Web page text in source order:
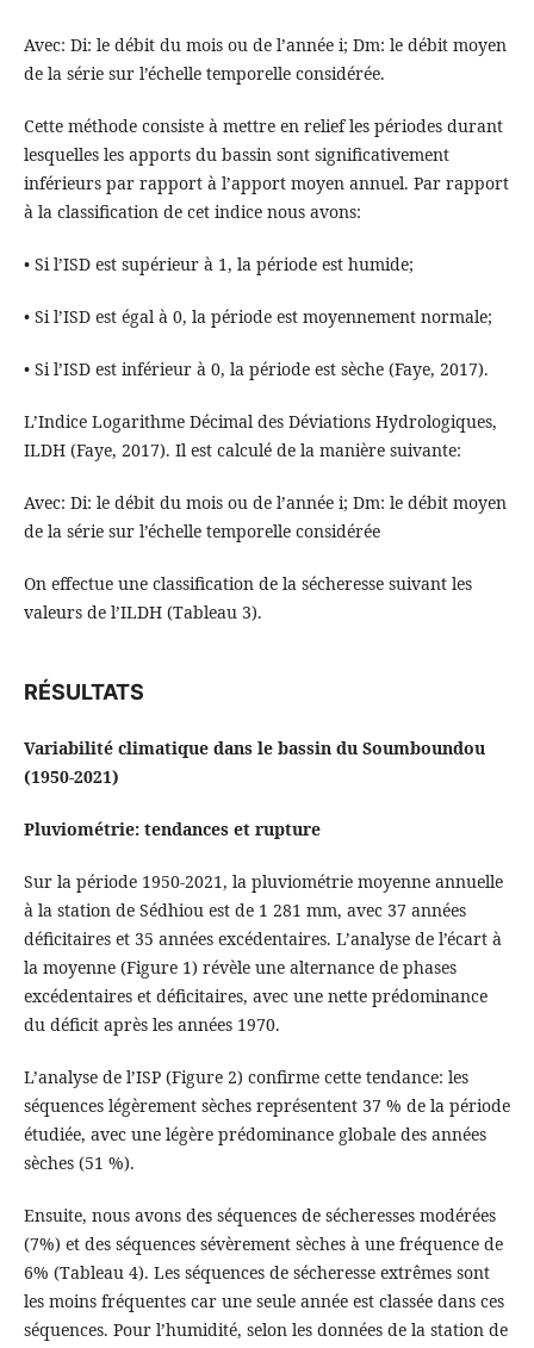
Avec: Di: le débit du mois ou de l’année i; Dm: le débit moyen
de la série sur l’échelle temporelle considérée.
Cette méthode consiste à mettre en relief les périodes durant
lesquelles les apports du bassin sont significativement
inférieurs par rapport à l’apport moyen annuel. Par rapport
à la classification de cet indice nous avons:
• Si l’ISD est supérieur à 1, la période est humide;
• Si l’ISD est égal à 0, la période est moyennement normale;
• Si l’ISD est inférieur à 0, la période est sèche (Faye, 2017).
L’Indice Logarithme Décimal des Déviations Hydrologiques,
ILDH (Faye, 2017). Il est calculé de la manière suivante:
Avec: Di: le débit du mois ou de l’année i; Dm: le débit moyen
de la série sur l’échelle temporelle considérée
On effectue une classification de la sécheresse suivant les
valeurs de l’ILDH (Tableau 3).
RÉSULTATS
Variabilité climatique dans le bassin du Soumboundou
(1950-2021)
Pluviométrie: tendances et rupture
Sur la période 1950-2021, la pluviométrie moyenne annuelle
à la station de Sédhiou est de 1 281 mm, avec 37 années
déficitaires et 35 années excédentaires. L’analyse de l’écart à
la moyenne (Figure 1) révèle une alternance de phases
excédentaires et déficitaires, avec une nette prédominance
du déficit après les années 1970.
L’analyse de l’ISP (Figure 2) confirme cette tendance: les
séquences légèrement sèches représentent 37 % de la période
étudiée, avec une légère prédominance globale des années
sèches (51 %).
Ensuite, nous avons des séquences de sécheresses modérées
(7%) et des séquences sévèrement sèches à une fréquence de
6% (Tableau 4). Les séquences de sécheresse extrêmes sont
les moins fréquentes car une seule année est classée dans ces
séquences. Pour l’humidité, selon les données de la station de